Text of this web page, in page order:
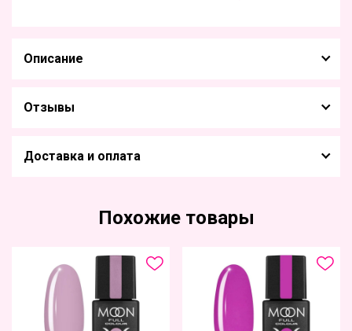
Описание
Отзывы
Доставка и оплата
Похожие товары